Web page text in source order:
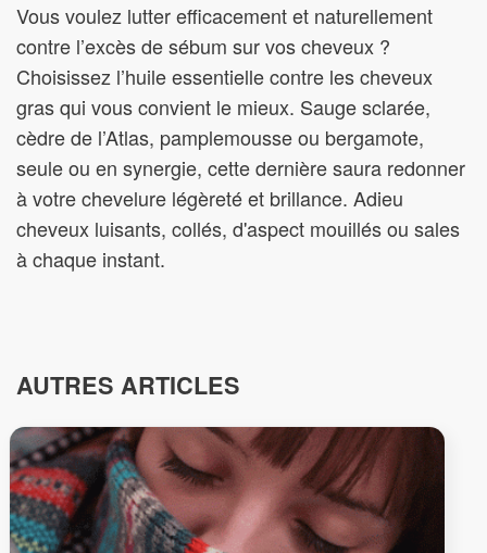
Vous voulez lutter efficacement et naturellement
contre l’excès de sébum sur vos cheveux ?
Choisissez l’huile essentielle contre les cheveux
gras qui vous convient le mieux. Sauge sclarée,
cèdre de l’Atlas, pamplemousse ou bergamote,
seule ou en synergie, cette dernière saura redonner
à votre chevelure légèreté et brillance. Adieu
cheveux luisants, collés, d'aspect mouillés ou sales
à chaque instant.
AUTRES ARTICLES